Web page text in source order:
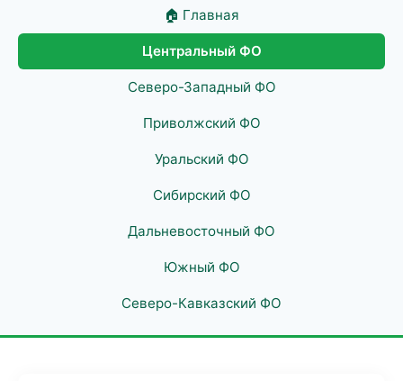
🏠 Главная
Центральный ФО
Северо-Западный ФО
Приволжский ФО
Уральский ФО
Сибирский ФО
Дальневосточный ФО
Южный ФО
Северо-Кавказский ФО